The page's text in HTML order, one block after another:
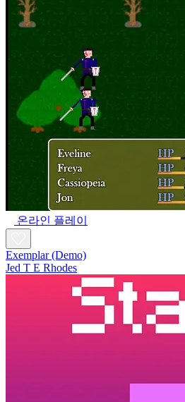
온라인 플레이
Exemplar (Demo)
Jed T E Rhodes